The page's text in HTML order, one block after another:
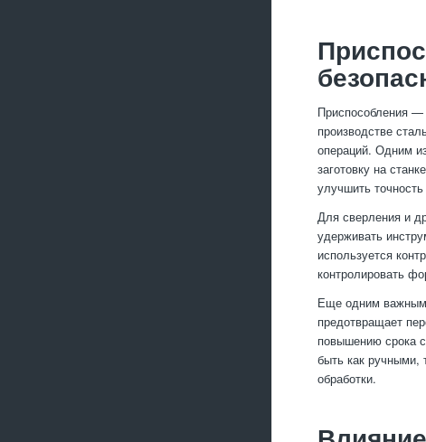
Приспособления —
производстве
операций. Одним
заготовку на
улучшить
Для сверления и
удерживать
используется
контролировать
Еще одним важным
предотвращает
повышению срока
быть как ручными,
обработки.